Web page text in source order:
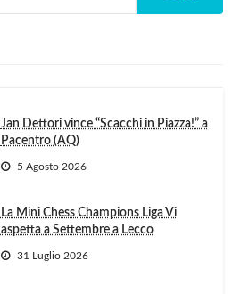
Jan Dettori vince “Scacchi in Piazza!” a
Pacentro (AQ)
5 Agosto 2026
La Mini Chess Champions Liga Vi
aspetta a Settembre a Lecco
31 Luglio 2026